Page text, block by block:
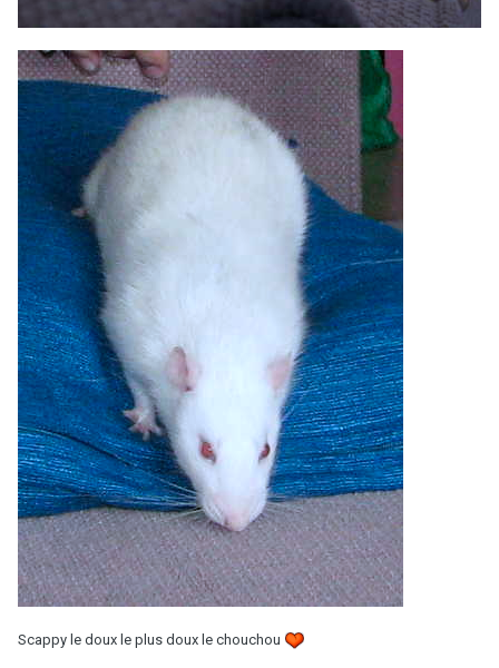
Scappy le doux le plus doux le chouchou